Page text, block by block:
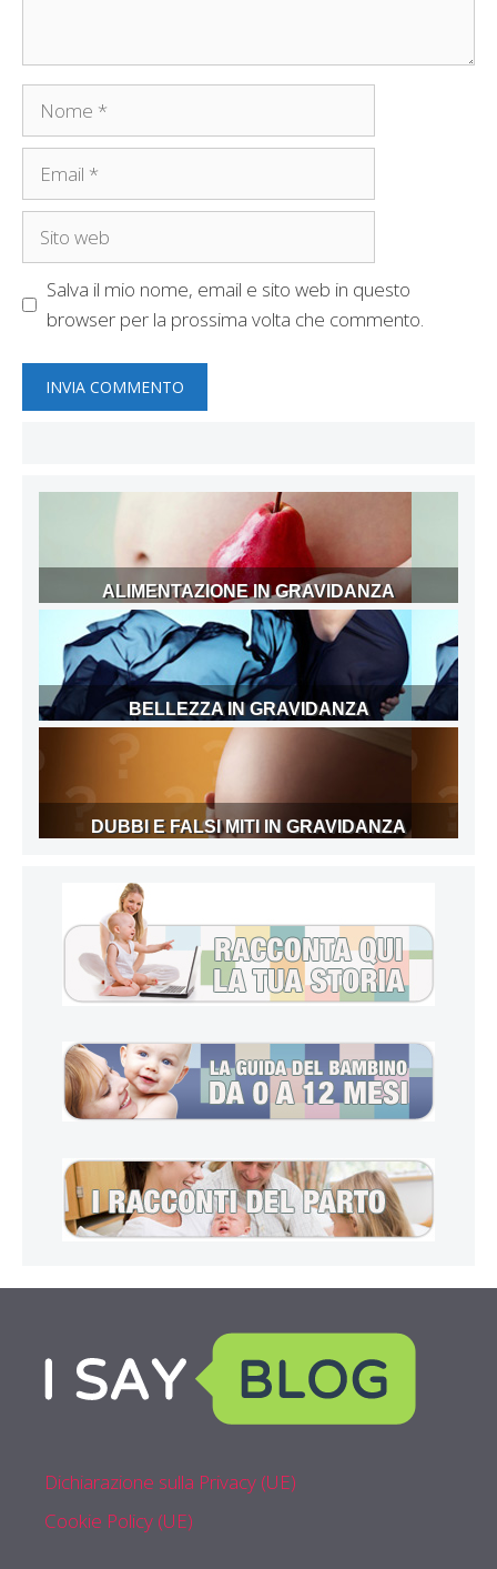
Nome
Email
Sito
Salva il mio nome, email e sito web in questo
browser per la prossima volta che commento.
ALIMENTAZIONE IN GRAVIDANZA
BELLEZZA IN GRAVIDANZA
DUBBI E FALSI MITI IN GRAVIDANZA
Dichiarazione sulla Privacy (UE)
Cookie Policy (UE)